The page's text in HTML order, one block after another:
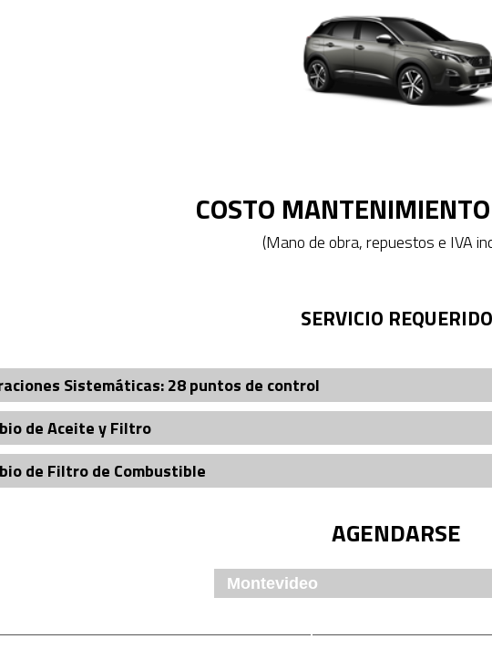
COSTO
(Mano de obra, repuestos e IVA
SERVICIO REQUERIDO
Sistemáticas: 28 puntos de control
de Aceite y Filtro
de Filtro de Combustible
AGENDARSE